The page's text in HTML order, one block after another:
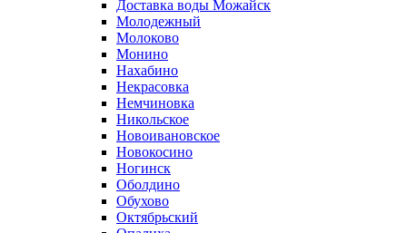
Доставка воды Можайск
Молодежный
Молоково
Монино
Нахабино
Некрасовка
Немчиновка
Никольское
Новоивановское
Новокосино
Ногинск
Оболдино
Обухово
Октябрьский